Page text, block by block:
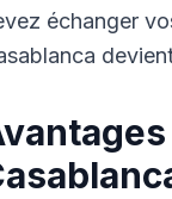
échanger